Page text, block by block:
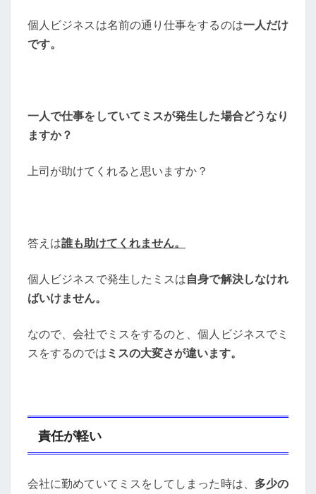
個人ビジネスは名前の通り仕事をするのは一人だけ
です。
一人で仕事をしていてミスが発生した場合どうなり
ますか？
上司が助けてくれると思いますか？
答えは誰も助けてくれません。
個人ビジネスで発生したミスは自身で解決しなけれ
ばいけません。
なので、会社でミスをするのと、個人ビジネスでミ
スをするのでは ミスの大変さが違います。
責任が軽い
会社に勤めていてミスをしてしまった時は、 多少の